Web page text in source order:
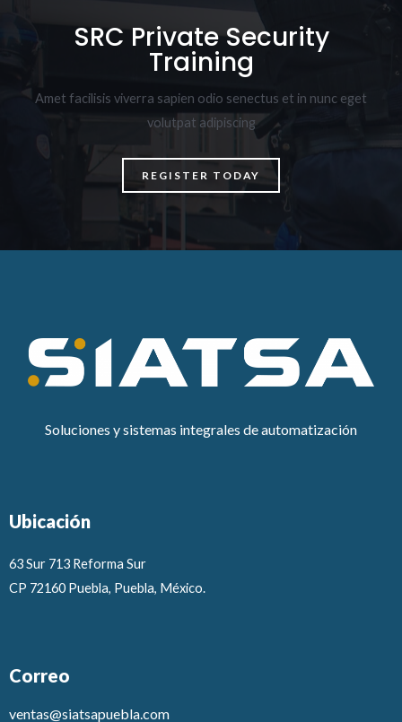
SRC Private Security
Training
Amet facilisis viverra sapien odio senectus et in nunc eget
volutpat adipiscing
REGISTER TODAY
Soluciones y sistemas integrales de automatización
Ubicación
63 Sur 713 Reforma Sur
CP 72160 Puebla, Puebla, México.
Correo
ventas@siatsapuebla.com